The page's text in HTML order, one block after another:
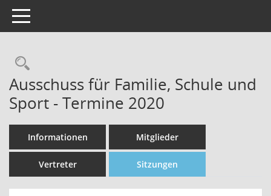
Toggle navigation
Rechercheauswahl
Ausschuss für Familie, Schule und
Sport - Termine 2020
Informationen Mitglieder
Vertreter Sitzungen